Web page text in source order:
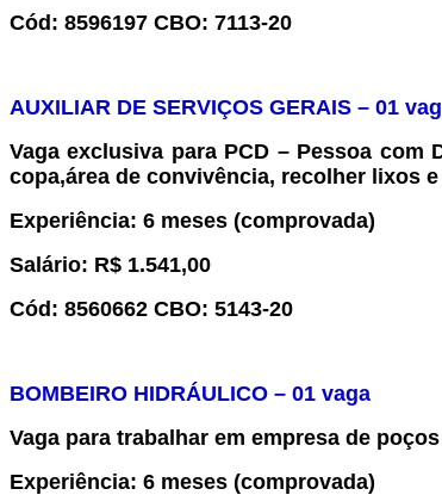
Cód: 8596197 CBO: 7113-20
AUXILIAR DE SERVIÇOS GERAIS – 01
Vaga exclusiva para PCD – Pessoa com
copa,área de convivência, recolher lixos
Experiência: 6 meses (comprovada)
Salário: R$ 1.541,00
Cód: 8560662 CBO: 5143-20
BOMBEIRO HIDRÁULICO – 01 vaga
Vaga para trabalhar em empresa de
Experiência: 6 meses (comprovada)